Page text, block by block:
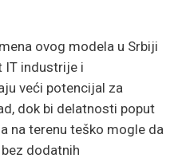
ovog modela u Srbiji
IT industrije i
veći potencijal za
dok bi delatnosti poput
na terenu teško mogle da
dodatnih